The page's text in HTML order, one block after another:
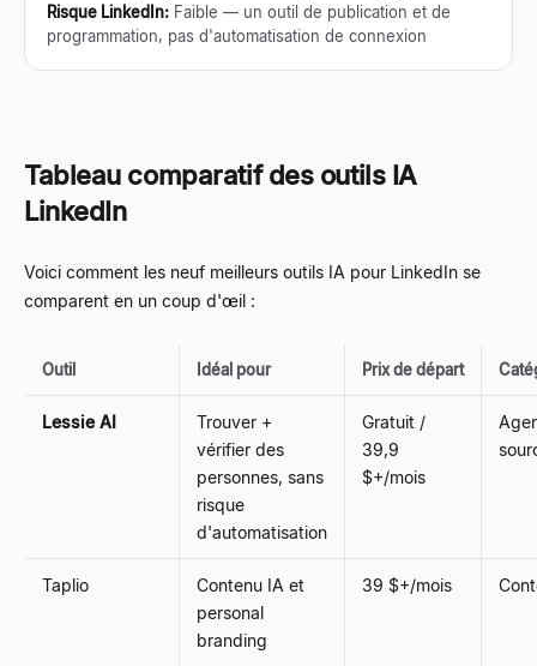
Risque LinkedIn: Faible — un outil de publication et de
programmation, pas d'automatisation de connexion
Tableau comparatif des outils IA
LinkedIn
Voici comment les neuf meilleurs outils IA pour LinkedIn se
comparent en un coup d'œil :
Outil Idéal pour Prix de départ
Lessie AI
Trouver +
vérifier des
personnes, sans
risque
d'automatisation
Gratuit /
39,9
$+/mois
Taplio
Contenu IA et
personal
branding
39 $+/mois